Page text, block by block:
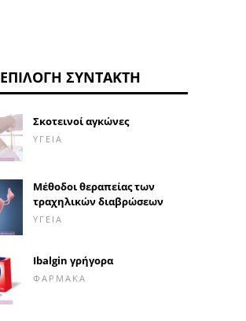
ΕΠΙΛΟΓΉ ΣΥΝΤΆΚΤΗ
Σκοτεινοί αγκώνες
ΥΓΕΊΑ
Μέθοδοι θεραπείας των
τραχηλικών διαβρώσεων
ΥΓΕΊΑ
Ibalgin γρήγορα
ΦΆΡΜΑΚΑ